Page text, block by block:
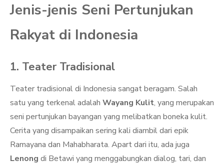
Jenis-jenis Seni Pertunjukan
Rakyat di Indonesia
1. Teater Tradisional
Teater tradisional di Indonesia sangat beragam. Salah
satu yang terkenal adalah Wayang Kulit, yang merupakan
seni pertunjukan bayangan yang melibatkan boneka kulit.
Cerita yang disampaikan sering kali diambil dari epik
Ramayana dan Mahabharata. Apart dari itu, ada juga
Lenong di Betawi yang menggabungkan dialog, tari, dan